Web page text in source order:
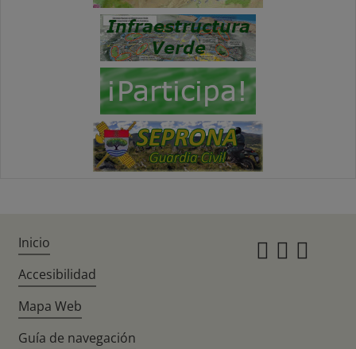
Inicio
Accesibilidad
Mapa Web
Guía de navegación